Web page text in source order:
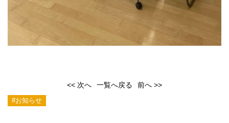
<< 次へ 一覧へ戻る 前へ >>
#お知らせ